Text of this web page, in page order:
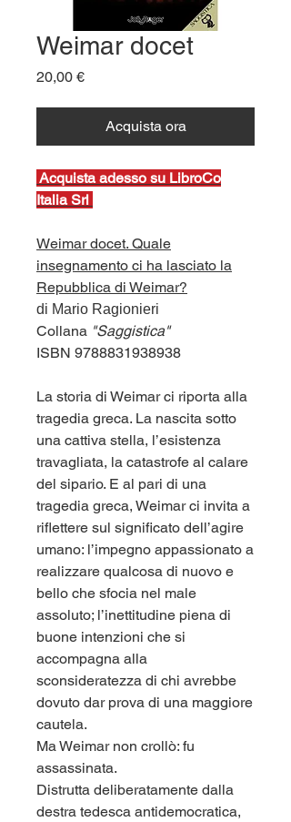
Weimar docet
20,00 €Prezzo
Acquista ora
Acquista adesso su LibroCo
Italia Srl
Weimar docet. Quale
insegnamento ci ha lasciato la
Repubblica di Weimar?
di Mario Ragionieri
Collana "Saggistica"
ISBN 9788831938938
La storia di Weimar ci riporta alla
tragedia greca. La nascita sotto
una cattiva stella, l’esistenza
travagliata, la catastrofe al calare
del sipario. E al pari di una
tragedia greca, Weimar ci invita a
riflettere sul significato dell’agire
umano: l’impegno appassionato a
realizzare qualcosa di nuovo e
bello che sfocia nel male
assoluto; l’inettitudine piena di
buone intenzioni che si
accompagna alla
sconsideratezza di chi avrebbe
dovuto dar prova di una maggiore
cautela.
Ma Weimar non crollò: fu
assassinata.
Distrutta deliberatamente dalla
destra tedesca antidemocratica,